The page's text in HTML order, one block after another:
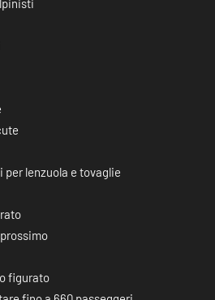
lenzuola e tovaglie
figurato